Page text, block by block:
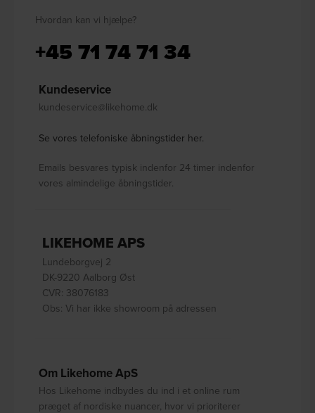
Hvordan kan vi hjælpe?
+45 71 74 71 34
Kundeservice
kundeservice@likehome.dk
Se vores telefoniske åbningstider her.
Emails besvares typisk indenfor 24 timer indenfor
vores almindelige åbningstider.
LIKEHOME APS
Lundeborgvej 2
DK-9220 Aalborg Øst
CVR: 38076183
Obs: Vi har ikke showroom på adressen
Om Likehome ApS
Hos Likehome indbydes du ind i et online rum
præget af nordiske nuancer, hvor vi prioriterer